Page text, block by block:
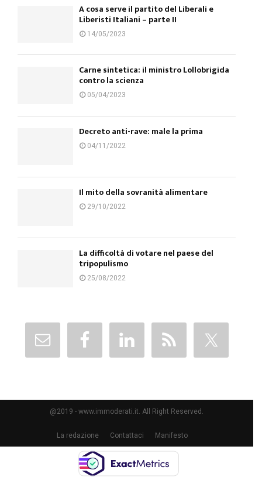
A cosa serve il partito del Liberali e
Liberisti Italiani – parte II
14/05/2023
Carne sintetica: il ministro Lollobrigida
contro la scienza
05/04/2023
Decreto anti-rave: male la prima
04/11/2022
Il mito della sovranità alimentare
29/10/2022
La difficoltà di votare nel paese del
tripopulismo
25/08/2022
@2019 - www.immoderati.it. All Right Reserved.
La redazione Contattaci Manifesto